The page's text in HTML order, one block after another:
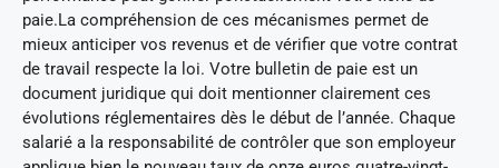
paie.La compréhension de ces mécanismes permet de
mieux anticiper vos revenus et de vérifier que votre contrat
de travail respecte la loi. Votre bulletin de paie est un
document juridique qui doit mentionner clairement ces
évolutions réglementaires dès le début de l’année. Chaque
salarié a la responsabilité de contrôler que son employeur